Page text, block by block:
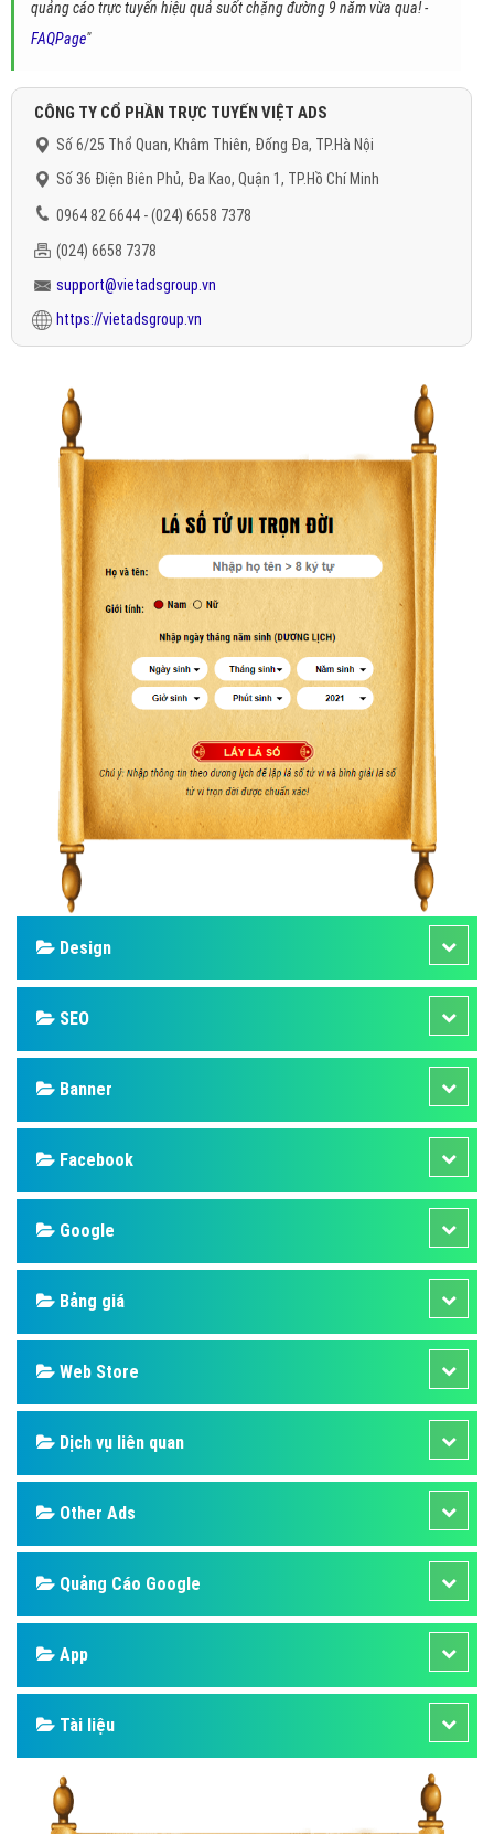
quảng cáo trực tuyến hiệu quả suốt chặng đường 9 năm vừa qua! -
FAQPage"
CÔNG TY CỔ PHẦN TRỰC TUYẾN VIỆT ADS
Số 6/25 Thổ Quan, Khâm Thiên, Đống Đa, TP.Hà Nội
Số 36 Điện Biên Phủ, Đa Kao, Quận 1, TP.Hồ Chí Minh
0964 82 6644 - (024) 6658 7378
(024) 6658 7378
support@vietadsgroup.vn
https://vietadsgroup.vn
Design
SEO
Banner
Facebook
Google
Bảng giá
Web Store
Dịch vụ liên quan
Other Ads
Quảng Cáo Google
App
Tài liệu